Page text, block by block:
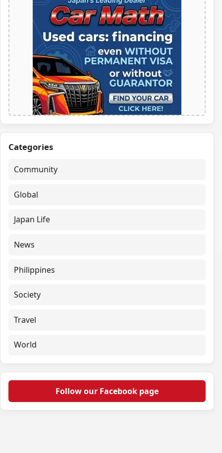
Categories
Community
Global
Japan Life
News
Philippines
Society
Travel
World
Follow our Facebook page